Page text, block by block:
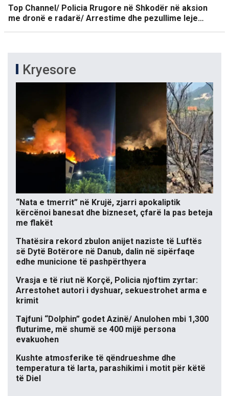
Top Channel/ Policia Rrugore në Shkodër në aksion
me dronë e radarë/ Arrestime dhe pezullime leje…
Kryesore
“Nata e tmerrit” në Krujë, zjarri apokaliptik
kërcënoi banesat dhe bizneset, çfarë la pas beteja
me flakët
Thatësira rekord zbulon anijet naziste të Luftës
së Dytë Botërore në Danub, dalin në sipërfaqe
edhe municione të pashpërthyera
Vrasja e të riut në Korçë, Policia njoftim zyrtar:
Arrestohet autori i dyshuar, sekuestrohet arma e
krimit
Tajfuni “Dolphin” godet Azinë/ Anulohen mbi 1,300
fluturime, më shumë se 400 mijë persona
evakuohen
Kushte atmosferike të qëndrueshme dhe
temperatura të larta, parashikimi i motit për këtë
të Diel